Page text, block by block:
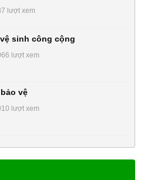
lượt xem
sinh công cộng
lượt xem
vệ
lượt xem